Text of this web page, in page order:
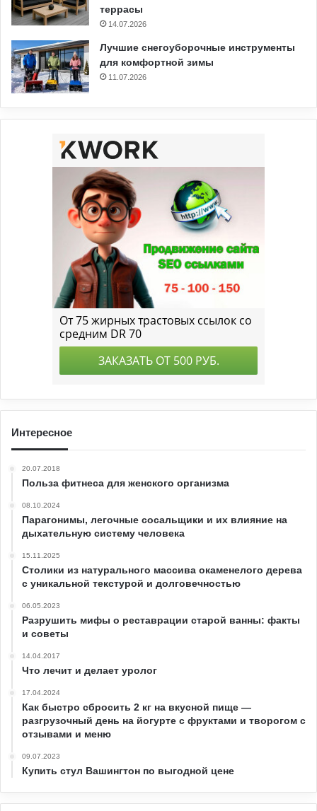
террасы
14.07.2026
Лучшие снегоуборочные инструменты
для комфортной зимы
11.07.2026
Интересное
20.07.2018
Польза фитнеса для женского организма
08.10.2024
Парагонимы, легочные сосальщики и их влияние на
дыхательную систему человека
15.11.2025
Столики из натурального массива окаменелого дерева
с уникальной текстурой и долговечностью
06.05.2023
Разрушить мифы о реставрации старой ванны: факты
и советы
14.04.2017
Что лечит и делает уролог
17.04.2024
Как быстро сбросить 2 кг на вкусной пище —
разгрузочный день на йогурте с фруктами и творогом с
отзывами и меню
09.07.2023
Купить стул Вашингтон по выгодной цене